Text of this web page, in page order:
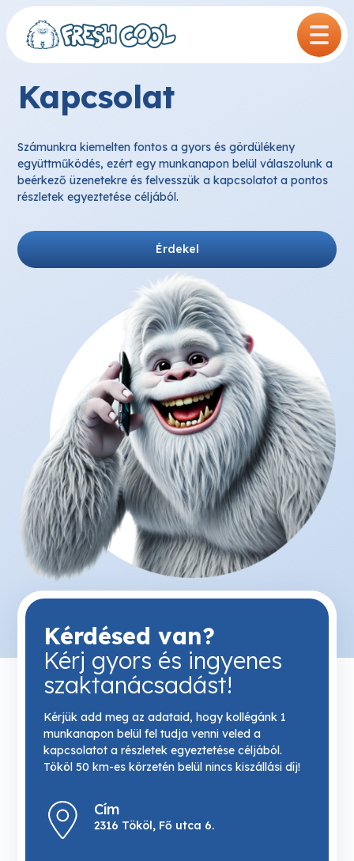
Kilépés
tartalomba
Kapcsolat
Számunkra kiemelten fontos a gyors és gördülékeny
együttműködés, ezért egy munkanapon belül válaszolunk a
beérkező üzenetekre és felvesszük a kapcsolatot a pontos
részletek egyeztetése céljából.
Érdekel
Kérdésed van?
Kérj gyors és ingyenes
szaktanácsadást!
Kérjük add meg az adataid, hogy kollégánk 1
munkanapon belül fel tudja venni veled a
kapcsolatot a részletek egyeztetése céljából.
Tököl 50 km-es körzetén belül nincs kiszállási díj!
Cím
2316 Tököl, Fő utca 6.